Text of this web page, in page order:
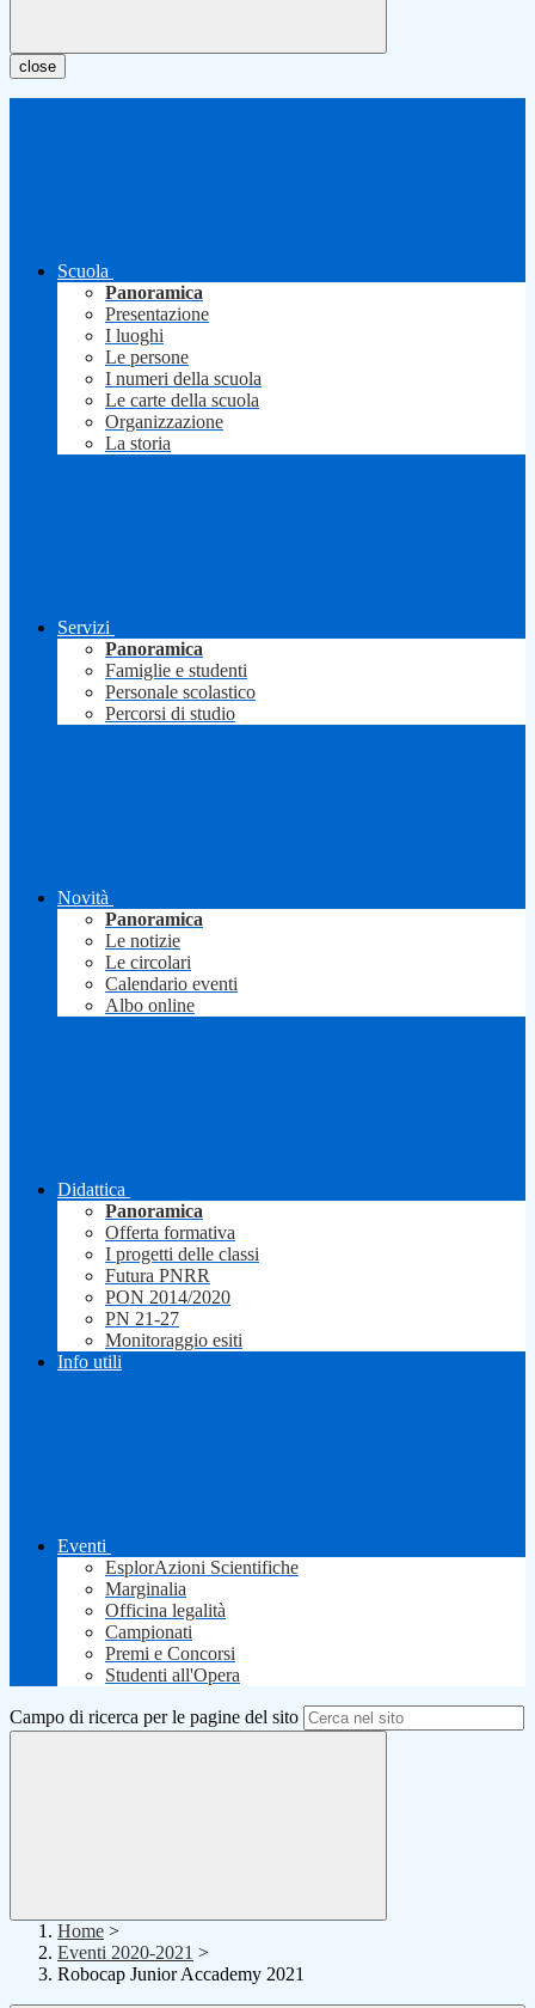
close
Scuola
Panoramica
Presentazione
I luoghi
Le persone
I numeri della scuola
Le carte della scuola
Organizzazione
La storia
Servizi
Panoramica
Famiglie e studenti
Personale scolastico
Percorsi di studio
Novità
Panoramica
Le notizie
Le circolari
Calendario eventi
Albo online
Didattica
Panoramica
Offerta formativa
I progetti delle classi
Futura PNRR
PON 2014/2020
PN 21-27
Monitoraggio esiti
Info utili
Eventi
EsplorAzioni Scientifiche
Marginalia
Officina legalità
Campionati
Premi e Concorsi
Studenti all'Opera
Campo di ricerca per le pagine del sito
Home >
Eventi 2020-2021 >
Robocap Junior Accademy 2021